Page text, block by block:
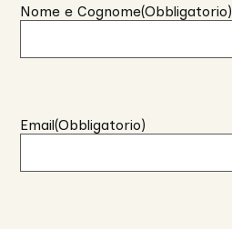
Nome e Cognome(Obbligatorio)
Email(Obbligatorio)